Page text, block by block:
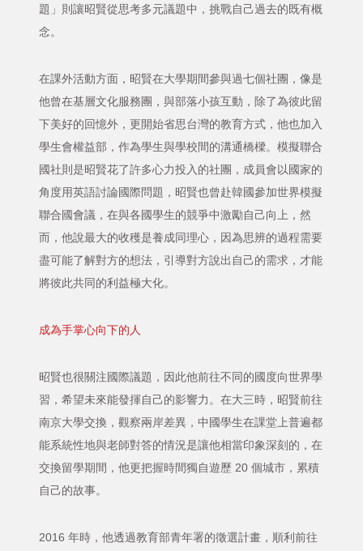
題」則讓昭賢從思考多元議題中，挑戰自己過去的既有概
念。
在課外活動方面，昭賢在大學期間參與過七個社團，像是
他曾在基層文化服務團，與部落小孩互動，除了為彼此留
下美好的回憶外，更開始省思台灣的教育方式，他也加入
學生會權益部，作為學生與學校間的溝通橋樑。模擬聯合
國社則是昭賢花了許多心力投入的社團，成員會以國家的
角度用英語討論國際問題，昭賢也曾赴韓國參加世界模擬
聯合國會議，在與各國學生的競爭中激勵自己向上，然
而，他說最大的收穫是養成同理心，因為思辨的過程需要
盡可能了解對方的想法，引導對方說出自己的需求，才能
將彼此共同的利益極大化。
成為手掌心向下的人
昭賢也很關注國際議題，因此他前往不同的國度向世界學
習，希望未來能發揮自己的影響力。在大三時，昭賢前往
南京大學交換，觀察兩岸差異，中國學生在課堂上普遍都
能系統性地與老師對答的情況是讓他相當印象深刻的，在
交換留學期間，他更把握時間獨自遊歷 20 個城市，累積
自己的故事。
2016 年時，他透過教育部青年署的徵選計畫，順利前往